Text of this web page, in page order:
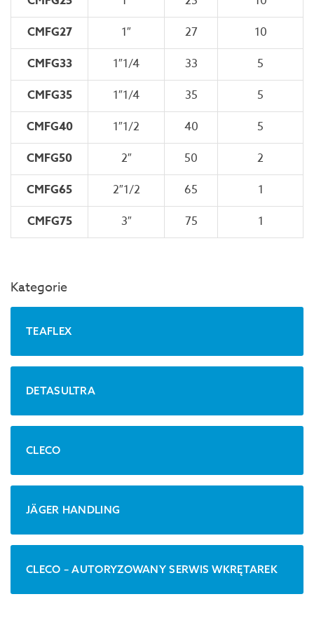
CMFG27
1″ 27
10
CMFG33
1″1/4 33
5
CMFG35
1″1/4 35
5
CMFG40
1″1/2 40
5
CMFG50
2″ 50
2
CMFG65
2″1/2 65
1
CMFG75
3″ 75 1
Kategorie
TEAFLEX
DETASULTRA
CLECO
JÄGER HANDLING
CLECO – AUTORYZOWANY SERWIS WKRĘTAREK